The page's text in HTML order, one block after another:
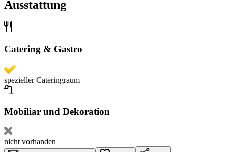
Ausstattung
Catering & Gastro
spezieller Cateringraum
Mobiliar und Dekoration
nicht vorhanden